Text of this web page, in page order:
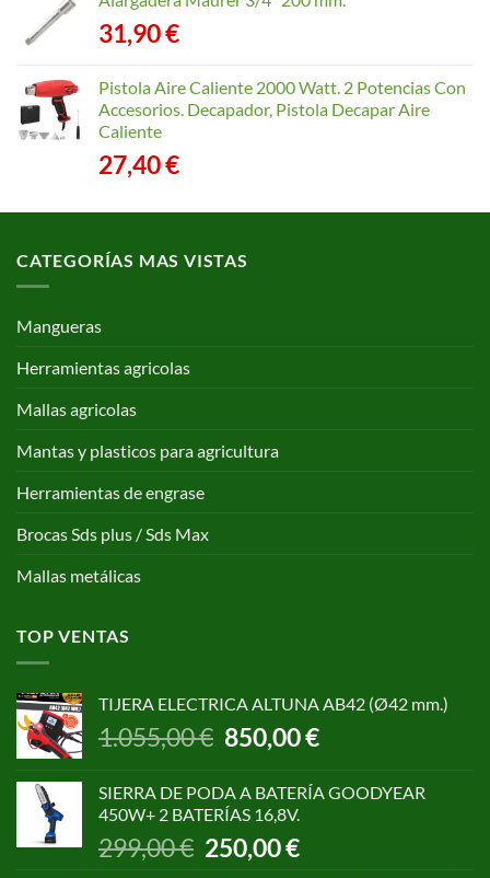
31,90€
Pistola Aire Caliente 2000 Watt. 2 Potencias Con
Accesorios. Decapador, Pistola Decapar Aire
Caliente
27,40€
CATEGORÍAS MAS VISTAS
Mangueras
Herramientas agricolas
Mallas agricolas
Mantas y plasticos para agricultura
Herramientas de engrase
Brocas Sds plus / Sds Max
Mallas metálicas
TOP VENTAS
TIJERA ELECTRICA ALTUNA AB42 (Ø42 mm.)
1.055,00€ El
precio
era:
1.055,00 €.
850,00€El
precio
es:
SIERRA DE PODA A BATERÍA GOODYEAR
450W+ 2 BATERÍAS 16,8V.
299,00€ El
precio
250,00€El
precio